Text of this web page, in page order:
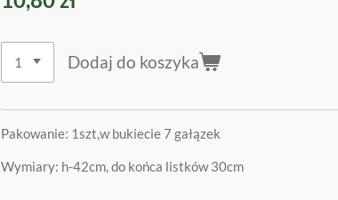
Dodaj do koszyka
Pakowanie: 1szt,w bukiecie 7 gałązek
Wymiary: h-42cm, do końca listków 30cm